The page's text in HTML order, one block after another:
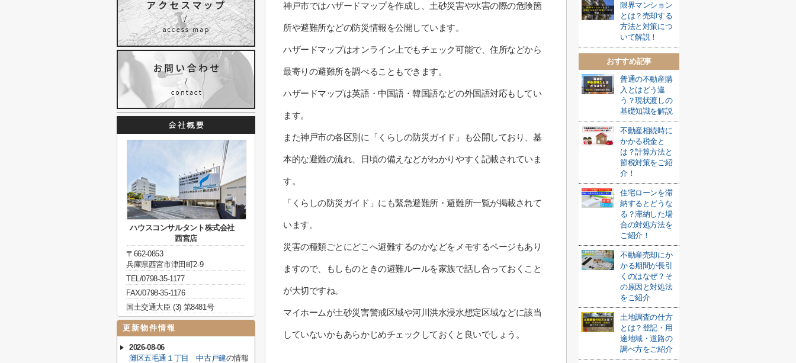
神戸市ではハザードマップを作成し、土砂災害や水害の際の危険箇
所や避難所などの防災情報を公開しています。
ハザードマップはオンライン上でもチェック可能で、住所などから
最寄りの避難所を調べることもできます。
ハザードマップは英語・中国語・韓国語などの外国語対応もしてい
ます。
また神戸市の各区別に「くらしの防災ガイド」も公開しており、基
本的な避難の流れ、日頃の備えなどがわかりやすく記載されていま
す。
「くらしの防災ガイド」にも緊急避難所・避難所一覧が掲載されて
います。
災害の種類ごとにどこへ避難するのかなどをメモするページもあり
ますので、もしものときの避難ルールを家族で話し合っておくこと
が大切ですね。
マイホームが土砂災害警戒区域や河川洪水浸水想定区域などに該当
していないかもあらかじめチェックしておくと良いでしょう。
限界マンション
とは？売却する
方法と対策につ
いて解説！
おすすめ記事
普通の不動産購
入とはどう違
う？現状渡しの
基礎知識を解説
不動産相続時に
かかる税金と
は？計算方法と
節税対策をご紹
介！
住宅ローンを滞
納するとどうな
る？滞納した場
合の対処方法を
ご紹介！
不動産売却にか
かる期間が長引
くのはなぜ？そ
の原因と対処法
をご紹介
土地調査の仕方
とは？登記・用
途地域・道路の
調べ方をご紹介
ハウスコンサルタント株式会社
西宮店
〒662-0853
兵庫県西宮市津田町2-9
TEL/0798-35-1177
FAX/0798-35-1176
国土交通大臣 (3) 第8481号
更新物件情報
2026-08-06
灘区五毛通１丁目 中古戸建の情報